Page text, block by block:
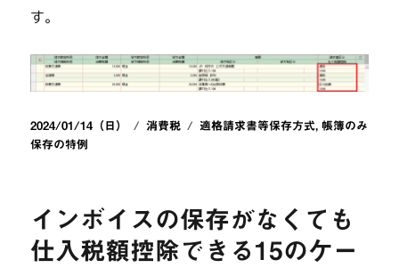
す。
投
稿
2024/01/14（日）
カ
消費税
タ
適格請求書等保存方式,帳簿のみ
保存の特例
インボイスの保存がなくても
仕入税額控除できる15のケー